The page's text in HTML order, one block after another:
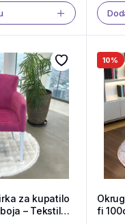
za kupatilo
– Tekstil
10%
fi